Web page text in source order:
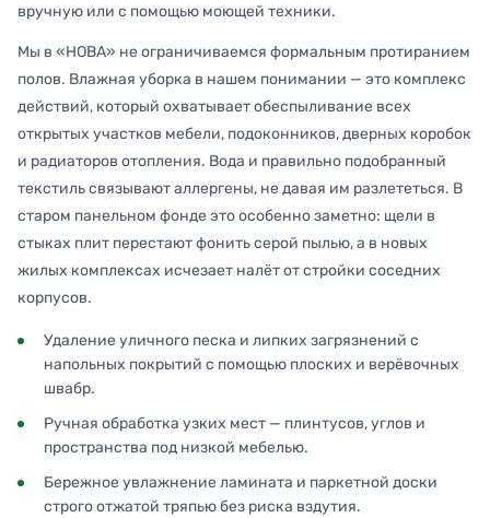
вручную или с помощью моющей техники.
Мы в «НОВА» не ограничиваемся формальным протиранием
полов. Влажная уборка в нашем понимании — это комплекс
действий, который охватывает обеспыливание всех
открытых участков мебели, подоконников, дверных коробок
и радиаторов отопления. Вода и правильно подобранный
текстиль связывают аллергены, не давая им разлететься. В
старом панельном фонде это особенно заметно: щели в
стыках плит перестают фонить серой пылью, а в новых
жилых комплексах исчезает налёт от стройки соседних
корпусов.
Удаление уличного песка и липких загрязнений с
напольных покрытий с помощью плоских и верёвочных
швабр.
Ручная обработка узких мест — плинтусов, углов и
пространства под низкой мебелью.
Бережное увлажнение ламината и паркетной доски
строго отжатой тряпью без риска вздутия.